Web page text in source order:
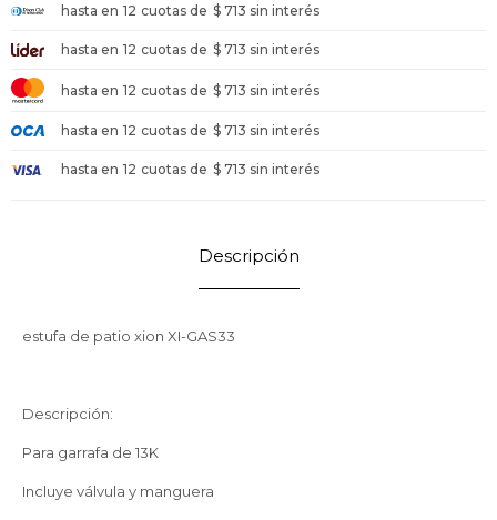
hasta en 12 cuotas de $ 713 sin interés
hasta en 12 cuotas de $ 713 sin interés
hasta en 12 cuotas de $ 713 sin interés
hasta en 12 cuotas de $ 713 sin interés
hasta en 12 cuotas de $ 713 sin interés
Descripción
estufa de patio xion XI-GAS33
Descripción:
Para garrafa de 13K
Incluye válvula y manguera